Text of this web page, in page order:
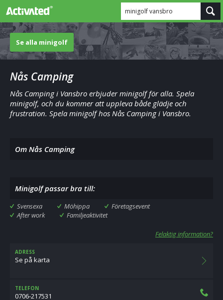
minigolf vansbro
Se alla minigolf
Nås Camping
Nås Camping i Vansbro erbjuder minigolf för alla. Spela
minigolf, och du kommer att uppleva både glädje och
frustration. Spela minigolf hos Nås Camping i Vansbro.
Om Nås Camping
Minigolf passar bra till:
Svensexa Möhippa
Företagsevent
After work
Familjeaktivitet
Felaktig information?
ADRESS
Se på karta
TELEFON
0706-217531